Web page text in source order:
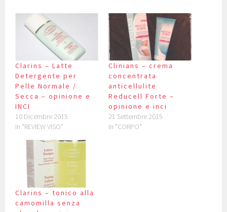
Clarins – Latte
Detergente per
Pelle Normale /
Secca – opinione e
INCI
10 Dicembre 2015
In "REVIEW VISO"
Clinians – crema
concentrata
anticellulite
Reducell Forte –
opinione e inci
21 Settembre 2015
In "CORPO"
Clarins – tonico alla
camomilla senza